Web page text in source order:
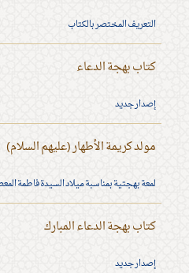
التعريف المختصر بالكتاب
كتاب بهجة الدعاء
إصدار جديد
مولد كريمة الأطهار (عليهم السلام)
لمعة بهجتية بمناسبة ميلاد السيدة فاطمة
كتاب بهجة الدعاء المبارك
إصدار جديد